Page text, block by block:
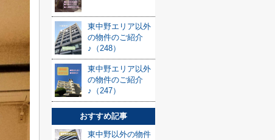
東中野エリア以外
の物件のご紹介
♪（248）
東中野エリア以外
の物件のご紹介
♪（247）
おすすめ記事
東中野以外の物件